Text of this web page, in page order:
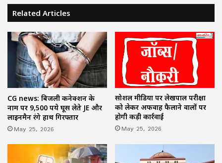
Related Articles
CG news: बिजली कनेक्शन के
नाम पर 9,500 रुपये घूस लेते JE और
लाइनमैन रंगे हाथ गिरफ्तार
May 25, 2026
सोशल मीडिया पर लेखपाल परीक्षा
को लेकर अफवाह फैलाने वालों पर
होगी कड़ी कार्रवाई
May 25, 2026